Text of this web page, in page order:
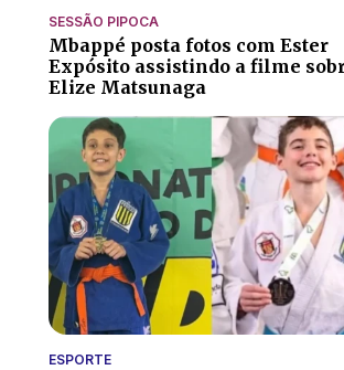
SESSÃO PIPOCA
Mbappé posta fotos com Ester
Expósito assistindo a filme
Elize Matsunaga
ESPORTE